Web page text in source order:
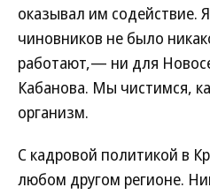
оказывал им содействие.
чиновников не было
работают,— ни для
Кабанова. Мы чистимся,
организм.
С кадровой политикой в
любом другом регионе.